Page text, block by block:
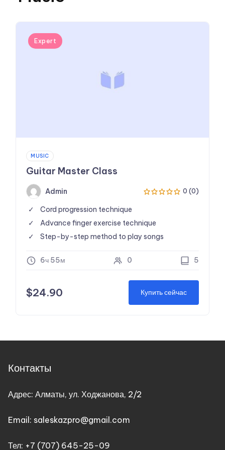
Expert
MUSIC
Guitar Master Class
Admin 0 (0)
Cord progression technique
Advance finger exercise technique
Step-by-step method to play songs
6ч 55м 0 5
$24.90 Купить сейчас
Контакты
Адрес: Алматы, ул. Ходжанова, 2/2
Email: saleskazpro@gmail.com
Тел: +7 (707) 645-25-09